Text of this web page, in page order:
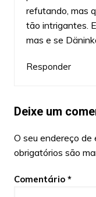
refutando, mas
tão intrigantes.
mas e se
Responder
Deixe um
O seu endereço de
obrigatórios são
Comentário *